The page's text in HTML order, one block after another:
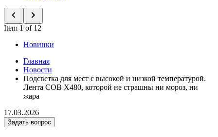
Item 1 of 12
Новинки
Главная
Новости
Подсветка для мест с высокой и низкой температурой.
Лента COB X480, которой не страшны ни мороз, ни
жара
17.03.2026
Задать вопрос